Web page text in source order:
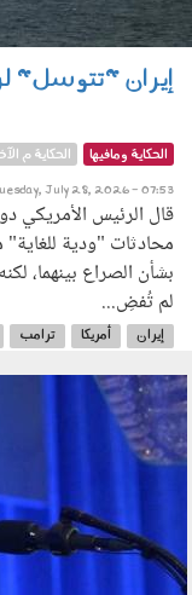
إيران "تتوسل"
الحكاية ومافيها الحكاية م
July 28, 2026 - 07:53
قال الرئيس الأمريكي
محادثات "ودية
بشأن الصراع بينهما،
لم تُفضِ...
إيران أمريكا ترامب
260701.jpg